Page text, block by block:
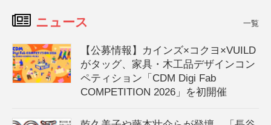
ニュース 一覧
【公募情報】カインズ×コクヨ×VUILD
がタッグ、家具・木工品デザインコン
ペティション「CDM Digi Fab
COMPETITION 2026」を初開催